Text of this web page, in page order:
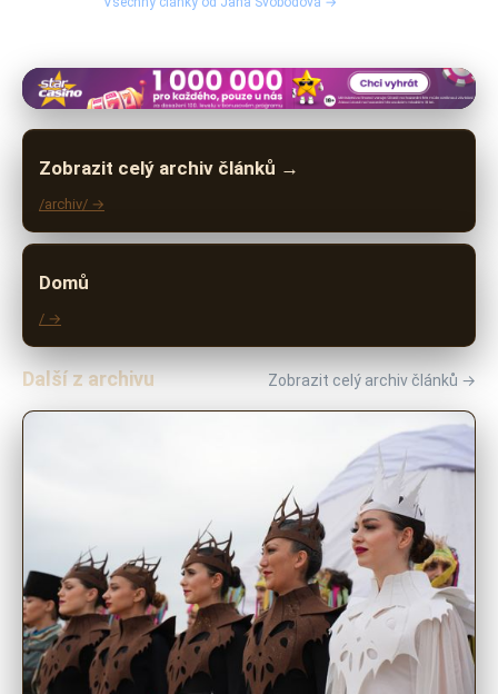
Zobrazit celý archiv článků →
/archiv/ →
Domů
/ →
Další z archivu Zobrazit celý archiv článků →